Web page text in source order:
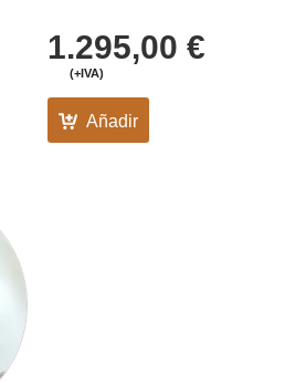
1.295,00 €
(+IVA)
Añadir